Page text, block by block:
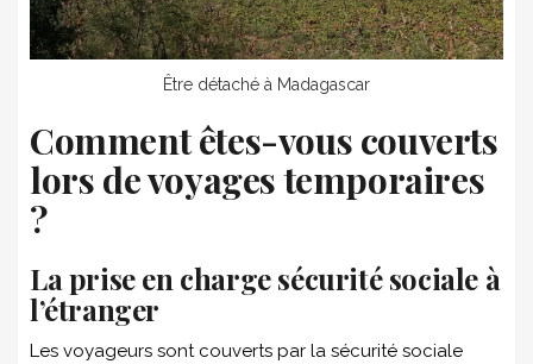
Être détaché à Madagascar
Comment êtes-vous couverts
lors de voyages temporaires
?
La prise en charge sécurité sociale à
l’étranger
Les voyageurs sont couverts par la sécurité sociale